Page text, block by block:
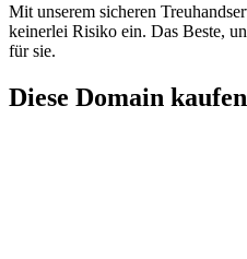
Mit unserem sicheren
keinerlei Risiko ein. Das Beste,
für sie.
Diese Domain kaufen